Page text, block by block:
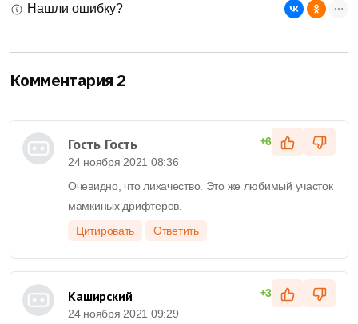
Нашли ошибку?
Комментария 2
Гость Гость
24 ноября 2021 08:36
+6
Очевидно, что лихачество. Это же любимый участок
мамкиных дрифтеров.
Цитировать
Ответить
Каширский
24 ноября 2021 09:29
+3